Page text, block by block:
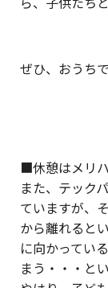
ぜひ、おうち
■休憩はメリ
また、テック
ていますが、
から離れると
に向かってい
まう・・・と